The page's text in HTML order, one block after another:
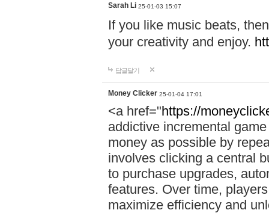
Sarah Li 25-01-03 15:07
If you like music beats,
your creativity and enjoy.
답글달기
Money Clicker 25-01-04 17:01
<a href="https://
addictive incremental
money as possible by
involves clicking a central
to purchase upgrades,
features. Over time,
maximize efficiency and